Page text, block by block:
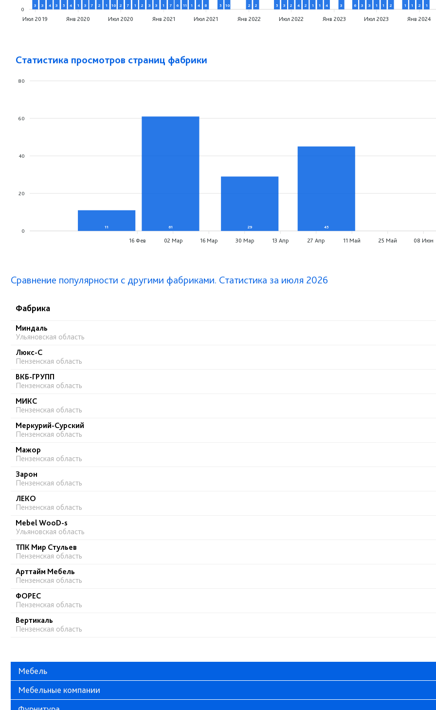
0
3 3 4 3 5 4 1 3 7 2 1 10 2 7 1 2 3 3 1 7 6 11 1 4 8 5 10 2 2 5 3 2 4 2 1 1 4 3 6 3 3 1 1 2 1 1 2 1
Июл 2019 Янв 2020 Июл 2020 Янв 2021 Июл 2021 Янв 2022 Июл 2022 Янв 2023 Июл 2023 Янв 2024
Статистика просмотров страниц фабрики
80
60
40
20
0
11 61 29 45
16 Фев 02 Мар 16 Мар 30 Мар 13 Апр 27 Апр 11 Май 25 Май 08 Июн
Сравнение популярности с другими фабриками. Статистика за июля 2026
Фабрика
Миндаль
Ульяновская область
Люкс-С
Пензенская область
ВКБ-ГРУПП
Пензенская область
МИКС
Пензенская область
Меркурий-Сурский
Пензенская область
Мажор
Пензенская область
Зарон
Пензенская область
ЛЕКО
Пензенская область
Mebel WooD-s
Ульяновская область
ТПК Мир Стульев
Пензенская область
Арттайм Мебель
Пензенская область
ФОРЕС
Пензенская область
Вертикаль
Пензенская область
Мебель
Мебельные компании